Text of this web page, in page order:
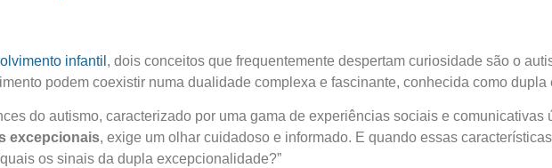
infantil , dois conceitos que frequentemente despertam curiosidade são o
podem coexistir numa dualidade complexa e fascinante, conhecida como
do autismo, caracterizado por uma gama de experiências sociais e
excepcionais, exige um olhar cuidadoso e informado. E quando essas
os sinais da dupla excepcionalidade?”